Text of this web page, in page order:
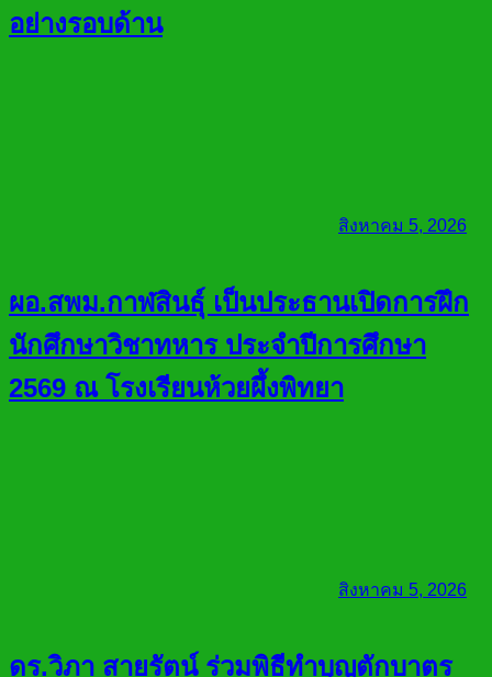
อย่างรอบด้าน
สิงหาคม 5, 2026
ผอ.สพม.กาฬสินธุ์ เป็นประธานเปิดการฝึก
นักศึกษาวิชาทหาร ประจำปีการศึกษา
2569 ณ โรงเรียนห้วยผึ้งพิทยา
สิงหาคม 5, 2026
ดร.วิภา สายรัตน์ ร่วมพิธีทำบุญตักบาตร